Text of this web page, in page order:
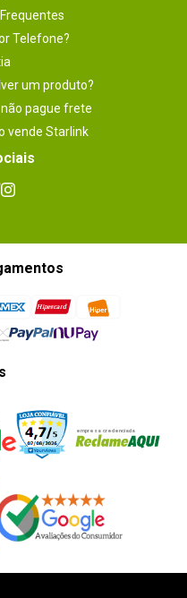
Telefone?
um produto?
pague frete
vende Starlink